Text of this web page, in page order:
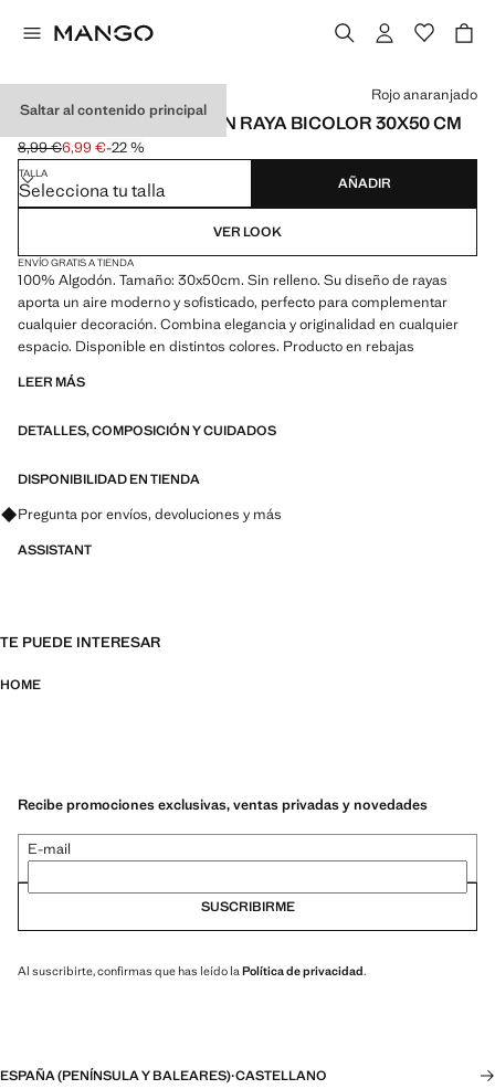
Saltar al contenido principal
FUNDA COJÍN ALGODÓN RAYA BICOLOR 30X50 CM
Precio inicial tachado [8,99 € ]
8,99 €
Precio actual [6,99 € ]
6,99 €-22 %
Selecciona un color
Rojo anaranjado
TALLA
Selecciona tu talla AÑADIR
VER LOOK
ENVÍO GRATIS A TIENDA
100% Algodón. Tamaño: 30x50cm. Sin relleno. Su diseño de rayas
aporta un aire moderno y sofisticado, perfecto para complementar
cualquier decoración. Combina elegancia y originalidad en cualquier
espacio. Disponible en distintos colores. Producto en rebajas
LEER MÁS
DETALLES, COMPOSICIÓN Y CUIDADOS
DISPONIBILIDAD EN TIENDA
Pregunta por envíos, devoluciones y más
ASSISTANT
TE PUEDE INTERESAR
HOME
Recibe promociones exclusivas, ventas privadas y novedades
E-mail
SUSCRIBIRME
Al suscribirte, confirmas que has leído la Política de privacidad.
ESPAÑA (PENÍNSULA Y BALEARES)·CASTELLANO